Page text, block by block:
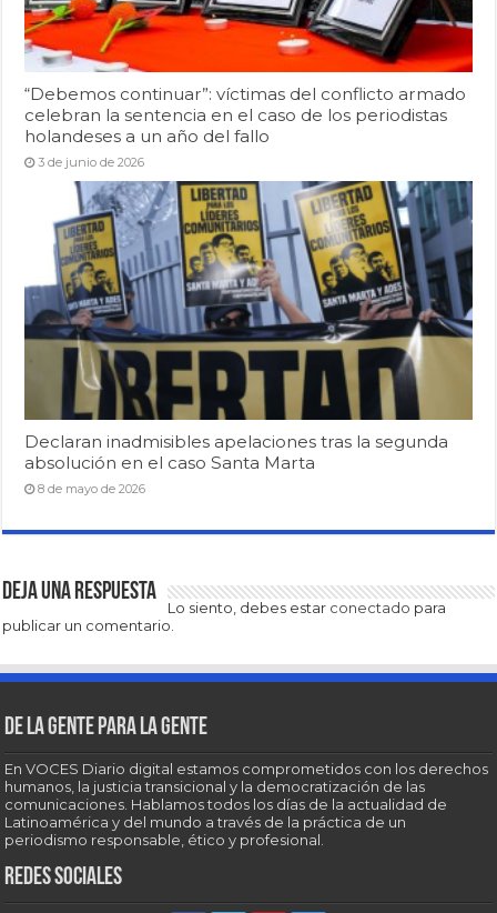
“Debemos continuar”: víctimas del conflicto armado
celebran la sentencia en el caso de los periodistas
holandeses a un año del fallo
3 de junio de 2026
Declaran inadmisibles apelaciones tras la segunda
absolución en el caso Santa Marta
8 de mayo de 2026
Deja una respuesta
Lo siento, debes estar conectado para
publicar un comentario.
De la gente para la gente
En VOCES Diario digital estamos comprometidos con los derechos
humanos, la justicia transicional y la democratización de las
comunicaciones. Hablamos todos los días de la actualidad de
Latinoamérica y del mundo a través de la práctica de un
periodismo responsable, ético y profesional.
Redes sociales